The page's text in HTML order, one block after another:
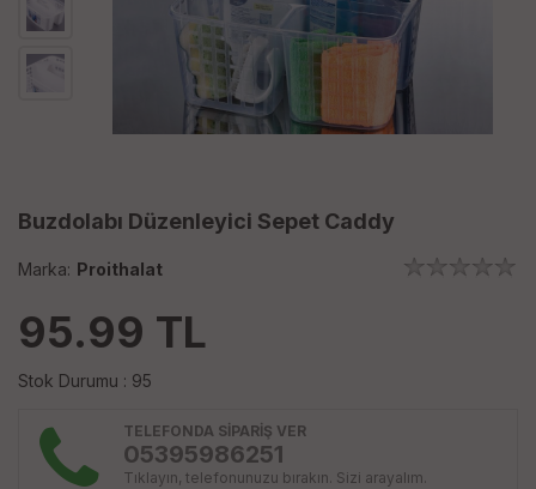
Buzdolabı Düzenleyici Sepet Caddy
Marka: Proithalat
95.99 TL
Stok Durumu : 95
TELEFONDA SİPARİŞ VER
05395986251
Tıklayın, telefonunuzu bırakın. Sizi arayalım.